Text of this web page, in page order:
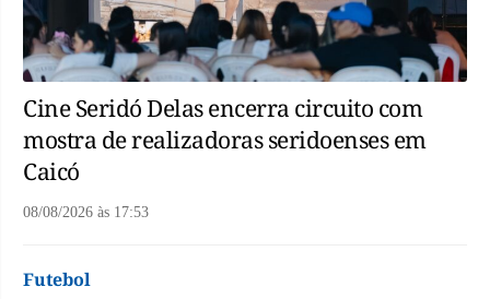
Cine Seridó Delas encerra circuito com
mostra de realizadoras seridoenses em
Caicó
08/08/2026 às 17:53
Futebol